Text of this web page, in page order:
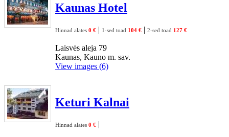
Kaunas Hotel
Hinnad alates 0 € | 1-sed toad 104 € | 2-sed toad 127 €
Laisvės aleja 79
Kaunas, Kauno m. sav.
View images (6)
Keturi Kalnai
Hinnad alates 0 € |